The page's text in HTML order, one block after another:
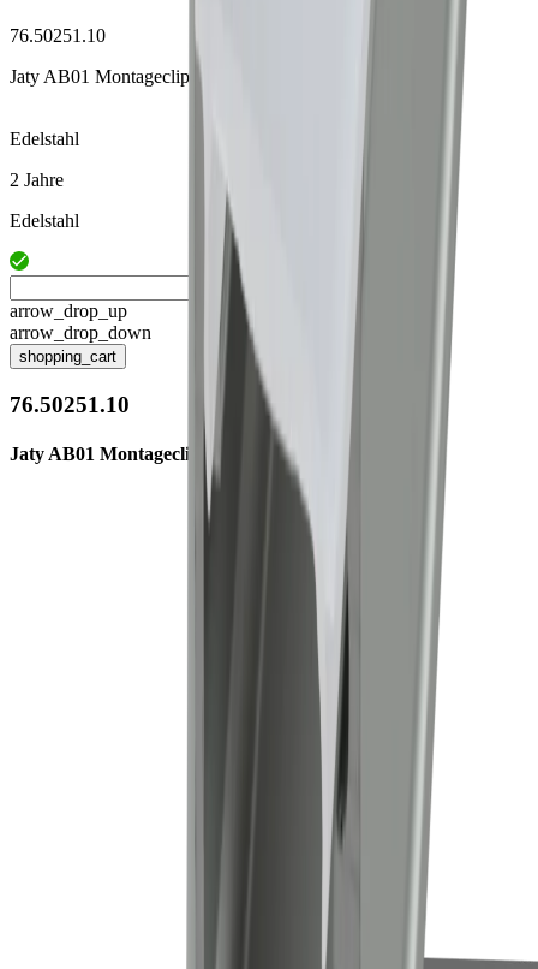
76.50251.10
Jaty AB01 Montageclip
Edelstahl
2 Jahre
Edelstahl
arrow_drop_up
arrow_drop_down
shopping_cart
76.50251.10
Jaty AB01 Montageclip